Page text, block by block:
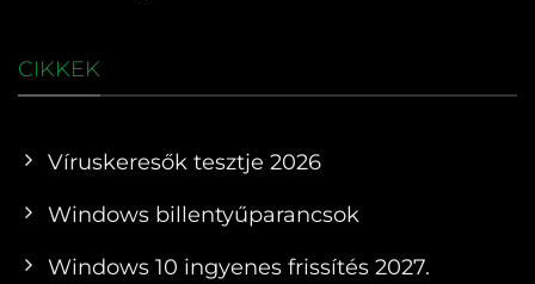
CIKKEK
Víruskeresők tesztje 2026
Windows billentyűparancsok
Windows 10 ingyenes frissítés 2027.